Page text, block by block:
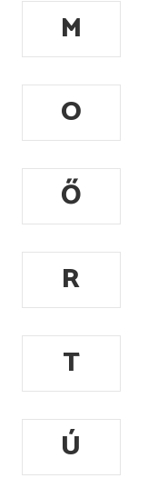
M
O
Ő
R
T
Ú